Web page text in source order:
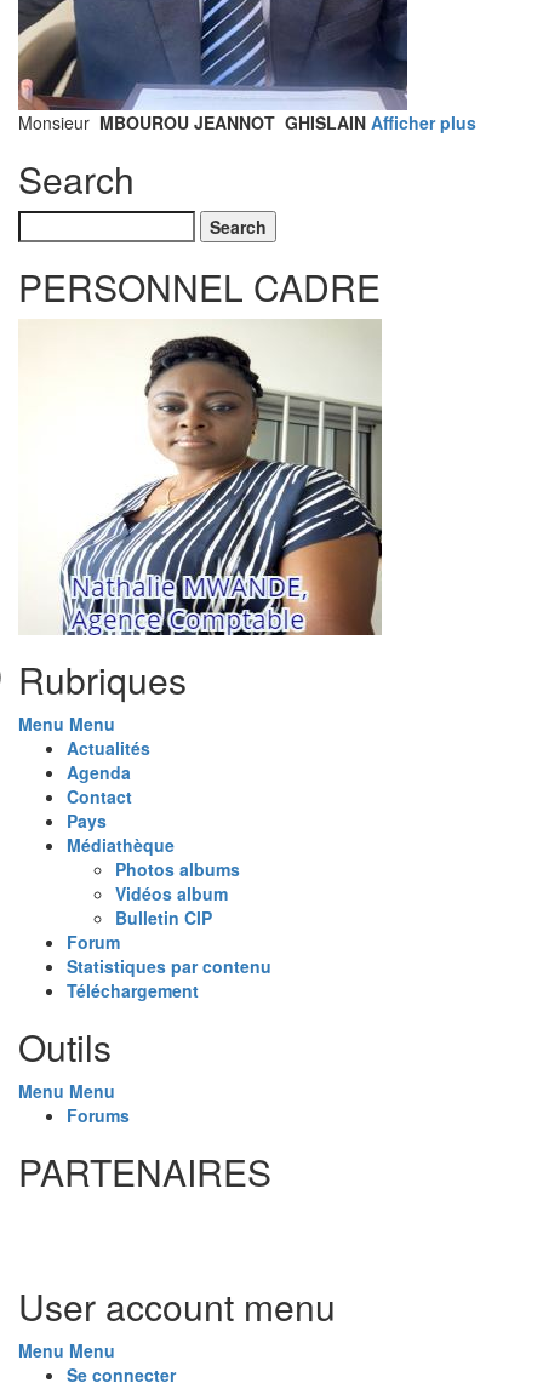
Monsieur MBOUROU JEANNOT GHISLAIN Afficher plus
Search
PERSONNEL CADRE
Rubriques
Menu Menu
Actualités
Agenda
Contact
Pays
Médiathèque
Photos albums
Vidéos album
Bulletin CIP
Forum
Statistiques par contenu
Téléchargement
Outils
Menu Menu
Forums
PARTENAIRES
User account menu
Menu Menu
Se connecter